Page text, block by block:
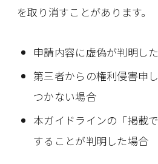
を取り消すことがあります。
申請内容に虚偽が判明し
第三者からの権利侵害申
つかない場合
本ガイドラインの「掲載
することが判明した場合